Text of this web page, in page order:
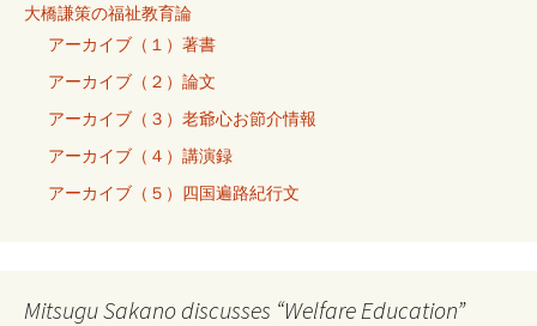
大橋謙策の福祉教育論
アーカイブ（１）著書
アーカイブ（２）論文
アーカイブ（３）老爺心お節介情報
アーカイブ（４）講演録
アーカイブ（５）四国遍路紀行文
Mitsugu Sakano discusses “Welfare Education”